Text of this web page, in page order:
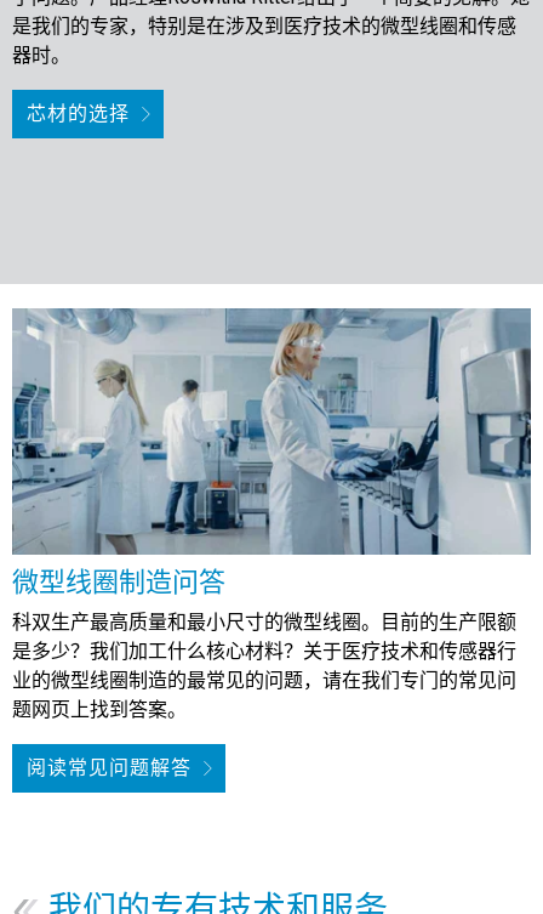
是我们的专家，特别是在涉及到医疗技术的微型线圈和传感
器时。
芯材的选择
微型线圈制造问答
科双生产最高质量和最小尺寸的微型线圈。目前的生产限额
是多少？我们加工什么核心材料？关于医疗技术和传感器行
业的微型线圈制造的最常见的问题，请在我们专门的常见问
题网页上找到答案。
阅读常见问题解答